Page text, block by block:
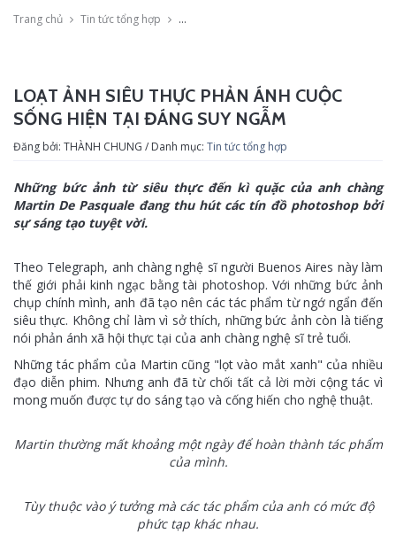
Trang chủ Tin tức tổng hợp Loạt ảnh siêu thực phản ánh cuộc sống
LOẠT ẢNH SIÊU THỰC PHẢN ÁNH CUỘC
SỐNG HIỆN TẠI ĐÁNG SUY NGẪM
Đăng bởi: THÀNH CHUNG / Danh mục: Tin tức tổng hợp
Những bức ảnh từ siêu thực đến kì quặc của anh chàng
Martin De Pasquale đang thu hút các tín đồ photoshop bởi
sự sáng tạo tuyệt vời.
Theo Telegraph, anh chàng nghệ sĩ người Buenos Aires này làm
thế giới phải kinh ngạc bằng tài photoshop. Với những bức ảnh
chụp chính mình, anh đã tạo nên các tác phẩm từ ngớ ngẩn đến
siêu thực. Không chỉ làm vì sở thích, những bức ảnh còn là tiếng
nói phản ánh xã hội thực tại của anh chàng nghệ sĩ trẻ tuổi.
Những tác phẩm của Martin cũng "lọt vào mắt xanh" của nhiều
đạo diễn phim. Nhưng anh đã từ chối tất cả lời mời cộng tác vì
mong muốn được tự do sáng tạo và cống hiến cho nghệ thuật.
Martin thường mất khoảng một ngày để hoàn thành tác phẩm
của mình.
Tùy thuộc vào ý tưởng mà các tác phẩm của anh có mức độ
phức tạp khác nhau.